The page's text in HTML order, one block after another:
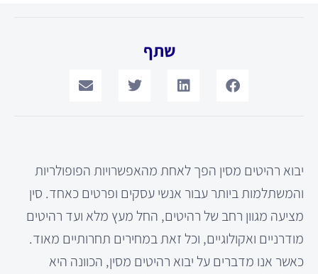
שתף
יבוא רהיטים מסין הפך לאחת מהאפשרויות הפופולריות
והמשתלמות ביותר עבור אנשי עסקים ופרטים כאחד. סין
מציעה מגוון רחב של רהיטים, החל מעץ מלא ועד רהיטים
מודרניים ואקולוגיים, וכל זאת במחירים תחרותיים מאוד.
כאשר אנו מדברים על יבוא רהיטים מסין, הכוונה היא